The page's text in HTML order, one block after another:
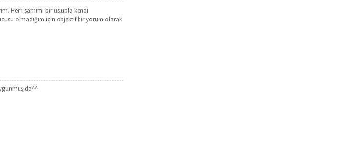
Hem samimi bir üslupla kendi
olmadığım için objektif bir yorum olarak
da^^